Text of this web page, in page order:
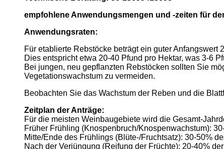
empfohlene Anwendungsmengen und -zeiten für
Anwendungsraten:
Für etablierte Rebstöcke beträgt ein guter
Dies entspricht etwa 20-40 Pfund pro Hektar, was 3-6
Bei jungen, neu gepflanzten Rebstöcken sollten Sie
Vegetationswachstum zu vermeiden.
Beobachten Sie das Wachstum der Reben und die
Zeitplan der Anträge:
Für die meisten Weinbaugebiete wird die Gesamt-
Früher Frühling (Knospenbruch/Knospenwachstum):
Mitte/Ende des Frühlings (Blüte-/Fruchtsatz): 30-50%
Nach der Verjüngung (Reifung der Früchte): 20-40%